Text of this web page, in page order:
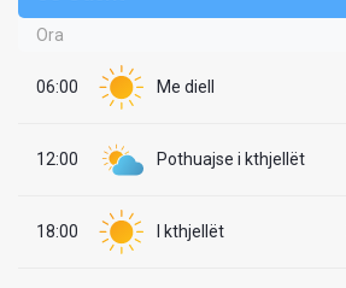
Ora
06:00 Me diell
12:00 Pothuajse i kthjellët
18:00 I kthjellët